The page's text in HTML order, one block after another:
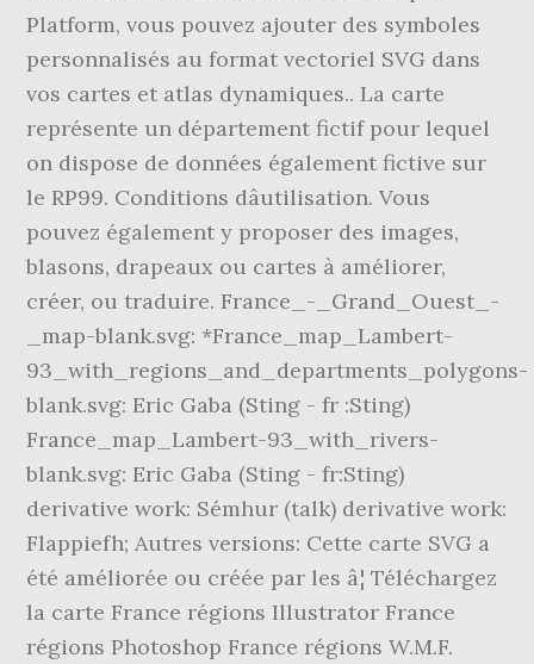
Platform, vous pouvez ajouter des symboles
personnalisés au format vectoriel SVG dans
vos cartes et atlas dynamiques.. La carte
représente un département fictif pour lequel
on dispose de données également fictive sur
le RP99. Conditions dâutilisation. Vous
pouvez également y proposer des images,
blasons, drapeaux ou cartes à améliorer,
créer, ou traduire. France_-_Grand_Ouest_-
_map-blank.svg: *France_map_Lambert-
93_with_regions_and_departments_polygons-
blank.svg: Eric Gaba (Sting - fr :Sting)
France_map_Lambert-93_with_rivers-
blank.svg: Eric Gaba (Sting - fr:Sting)
derivative work: Sémhur (talk) derivative work:
Flappiefh; Autres versions: Cette carte SVG a
été améliorée ou créée par les â¦ Téléchargez
la carte France régions Illustrator France
régions Photoshop France régions W.M.F.